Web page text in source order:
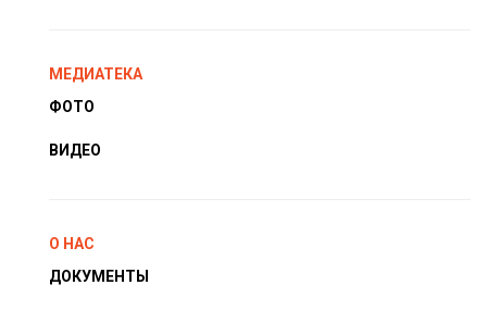
МЕДИАТЕКА
ФОТО
ВИДЕО
О НАС
ДОКУМЕНТЫ